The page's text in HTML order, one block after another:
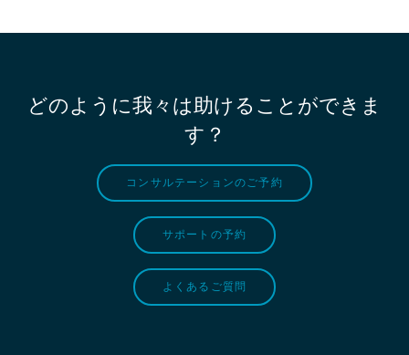
どのように我々は助けることができま
す？
コンサルテーションのご予約
サポートの予約
よくあるご質問